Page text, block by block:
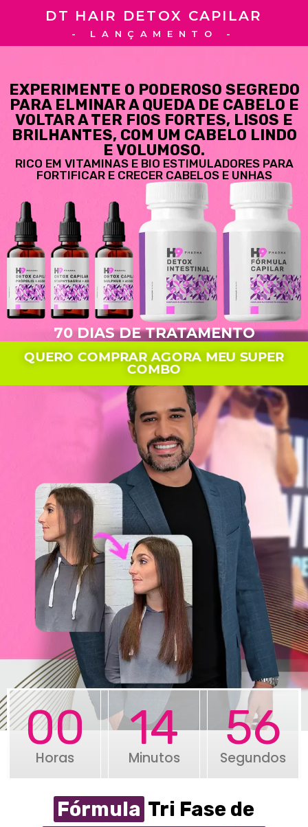
DT HAIR DETOX CAPILAR
- LANÇAMENTO -
EXPERIMENTE O PODEROSO SEGREDO
PARA ELMINAR A QUEDA DE CABELO E
VOLTAR A TER FIOS FORTES, LISOS E
BRILHANTES, COM UM CABELO LINDO
E VOLUMOSO.
RICO EM VITAMINAS E BIO ESTIMULADORES PARA
FORTIFICAR E CRECER CABELOS E UNHAS
70 DIAS DE TRATAMENTO
QUERO COMPRAR AGORA MEU SUPER
COMBO
00
Horas
14
Minutos
55
Segundos
Fórmula Tri Fase de